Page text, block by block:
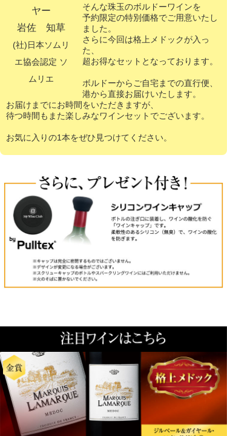
ヤー
岩佐 知草
(社)日本ソムリ
エ協会認定 ソ
ムリエ
そんな珠玉のボルドーワインを
予約限定の特別価格でご用意いたし
ました。
さらに今回は格上メドックが入っ
た、
超お得なセットとなっております。
ボルドーからご自宅までの直行便、
港から直接お届けいたします。
お届けまでにお時間をいただきますが、
待つ時間もまた楽しみなワインセットでございます。
お気に入りの1本をぜひ見つけてください。